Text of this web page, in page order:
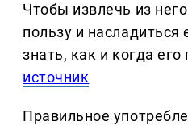
Чтобы извлечь из
пользу и насладиться
знать, как и когда
источник
Правильное